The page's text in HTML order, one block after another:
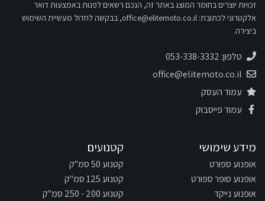
זכויות יוצרים בחומר המוצג באתר זה, הנכם רשאים לפנות באמצעות דואר
אלקטרוני לכתובת: office@elitemoto.co.il, בבקשה לחדול מעשיית השימוש
ביצירה.
טלפון: 053-338-3332
office@elitemoto.co.il
עמוד העסק
עמוד פייסבוק
מידע שימושי
אופנוע ספורט
אופנוע סופר ספורט
אופנוע נייקד
קטנועים
קטנוע 50 סמ"ק
קטנוע 125 סמ"ק
קטנוע 200 - 250 סמ"ק